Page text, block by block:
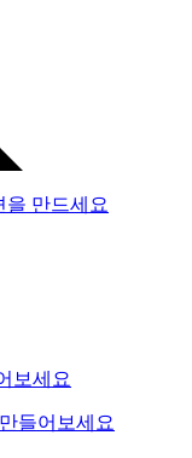
만드세요
보세요
들어보세요